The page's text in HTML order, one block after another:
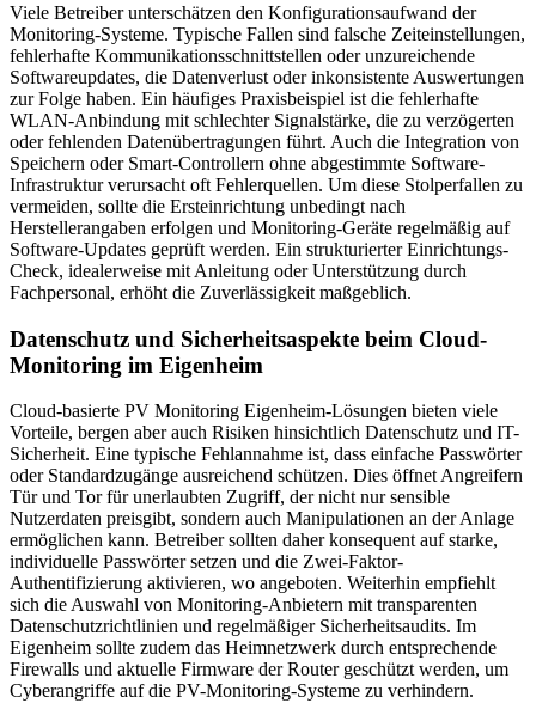
Viele Betreiber unterschätzen den Konfigurationsaufwand der
Monitoring-Systeme. Typische Fallen sind falsche Zeiteinstellungen,
fehlerhafte Kommunikationsschnittstellen oder unzureichende
Softwareupdates, die Datenverlust oder inkonsistente Auswertungen
zur Folge haben. Ein häufiges Praxisbeispiel ist die fehlerhafte
WLAN-Anbindung mit schlechter Signalstärke, die zu verzögerten
oder fehlenden Datenübertragungen führt. Auch die Integration von
Speichern oder Smart-Controllern ohne abgestimmte Software-
Infrastruktur verursacht oft Fehlerquellen. Um diese Stolperfallen zu
vermeiden, sollte die Ersteinrichtung unbedingt nach
Herstellerangaben erfolgen und Monitoring-Geräte regelmäßig auf
Software-Updates geprüft werden. Ein strukturierter Einrichtungs-
Check, idealerweise mit Anleitung oder Unterstützung durch
Fachpersonal, erhöht die Zuverlässigkeit maßgeblich.
Datenschutz und Sicherheitsaspekte beim Cloud-
Monitoring im Eigenheim
Cloud-basierte PV Monitoring Eigenheim-Lösungen bieten viele
Vorteile, bergen aber auch Risiken hinsichtlich Datenschutz und IT-
Sicherheit. Eine typische Fehlannahme ist, dass einfache Passwörter
oder Standardzugänge ausreichend schützen. Dies öffnet Angreifern
Tür und Tor für unerlaubten Zugriff, der nicht nur sensible
Nutzerdaten preisgibt, sondern auch Manipulationen an der Anlage
ermöglichen kann. Betreiber sollten daher konsequent auf starke,
individuelle Passwörter setzen und die Zwei-Faktor-
Authentifizierung aktivieren, wo angeboten. Weiterhin empfiehlt
sich die Auswahl von Monitoring-Anbietern mit transparenten
Datenschutzrichtlinien und regelmäßiger Sicherheitsaudits. Im
Eigenheim sollte zudem das Heimnetzwerk durch entsprechende
Firewalls und aktuelle Firmware der Router geschützt werden, um
Cyberangriffe auf die PV-Monitoring-Systeme zu verhindern.